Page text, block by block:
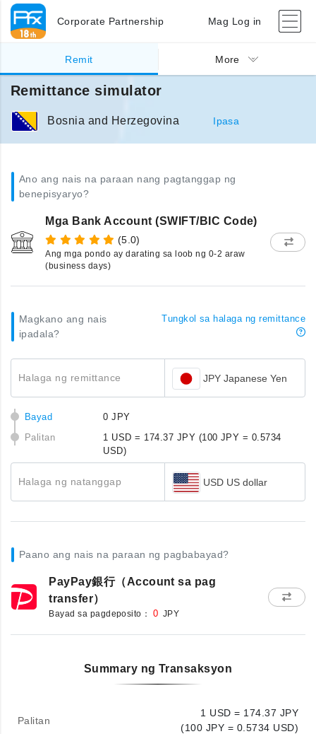
Corporate Partnership Mag Log in
Remit More
Remittance simulator
Bosnia and Herzegovina Ipasa
Ano ang nais na paraan nang pagtanggap ng
benepisyaryo?
Mga Bank Account (SWIFT/BIC Code)
(5.0)
Ang mga pondo ay darating sa loob ng 0-2 araw
(business days)
Magkano ang nais
ipadala?
Tungkol sa halaga ng remittance
Halaga ng remittance JPY Japanese Yen
Bayad
0 JPY
Palitan
1 USD = 174.37 JPY (100 JPY = 0.5734
USD)
Halaga ng natanggap USD US dollar
Paano ang nais na paraan ng pagbabayad?
PayPay銀行（Account sa pag
transfer）
Bayad sa pagdeposito： 0 JPY
Summary ng Transaksyon
Palitan
1 USD = 174.37 JPY
(100 JPY = 0.5734 USD)